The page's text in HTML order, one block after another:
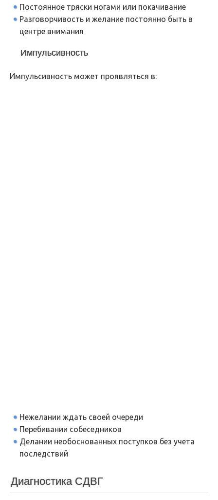
Постоянное тряски ногами или покачивание
Разговорчивость и желание постоянно быть в
центре внимания
Импульсивность
Импульсивность может проявляться в:
Нежелании ждать своей очереди
Перебивании собеседников
Делании необоснованных поступков без учета
последствий
Диагностика СДВГ